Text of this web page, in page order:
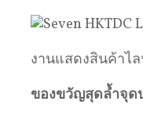
งานแสดงสินค้าไล
ของขวัญสุดล้ำจุด